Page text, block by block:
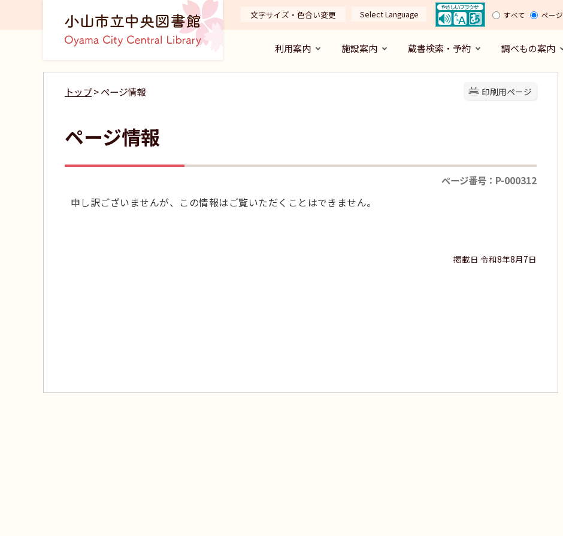
文字サイズ・色合い変更 Select Language すべて ページ
利用案内 施設案内 蔵書検索・予約 調べもの案内
印刷用ページ
トップ> ページ情報
ページ情報
ページ番号：P-000312
申し訳ございませんが、この情報はご覧いただくことはできません。
掲載日 令和8年8月7日